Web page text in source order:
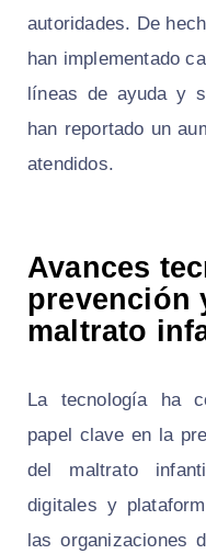
autoridades. De
han implementado
líneas de ayuda y
han reportado un
atendidos.
Avances
prevención
maltrato
La tecnología ha
papel clave en la
del maltrato
digitales y
las organizaciones